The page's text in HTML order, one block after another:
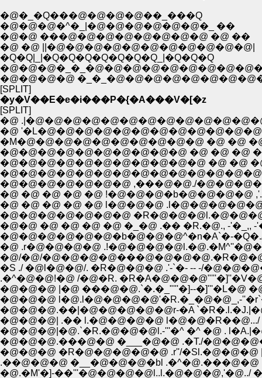
�@�_�Q���@�@�@�@��_���Q
�@�@�@�^�_|�@�@�@�@�@�@�_ ��
�@�@ ���@�@�@�@�@�@�@�@ �@ ��
�@ �@ ||�@�@�@�@�@�@�@�@�@�@�@|
�Q�Q|_|�Q�Q�Q�Q�Q�Q�Q_|�Q�Q�Q
�@�@�@�@
[SPLIT]
�y�V��E�e�i���P�{�A���V�[�z
[SPLIT]
�@
�@
�M�@�@�@�@�@�@�@�@�@�@ �@ �@
�@�@�@�@�@�@�@�@�@�@ �@ �@ �@
�@�@�@�@�@�@�@�@�@�@�@ �@ �@
�@�@�@�@�@�@�@ ,���@�@./
�@ �@ �@ �@ �@
�@ �@ �@ �@ �@ l�@�@�@
�@�@�@�@�@�@�@
�@�@ �@ �@ �@ �@ �_�@ .�� �R.�@., -
�@�@�@�@�@�@�b�@�@�@^�n�A`�-
�@ .r�@�@�@�@
�@/�@/
�S ./ �@l�@�@/. �R�@�@�@ .'-`�- -- -/
.�^�@�@!�@ /�@�R.
�@�@�@ |�@ ���@�@.`�.�_"'''�]--�]'''�L�@
�@�@�@ l�@.l�@�@�@�@'�R.�_�@�@_,-
�@�@�@.��|�@�@�@�@�@r-�A
�@�@�@| .�� l.�@�@�@�@
�@�@�@|�@.`�R.�@�@�@l.-'''�^ �^ �@ .
�@�@�@.���@�@ �___�@�@ .�T./
�@�@�@ �R�@�@�@�@�@ .r''/
.��@�@�@ �__�@�@�@�bl .�^�@.���@�@
�@.�M'�]-��'''�@�@�@�@l..l.�@�@�@,'�@../